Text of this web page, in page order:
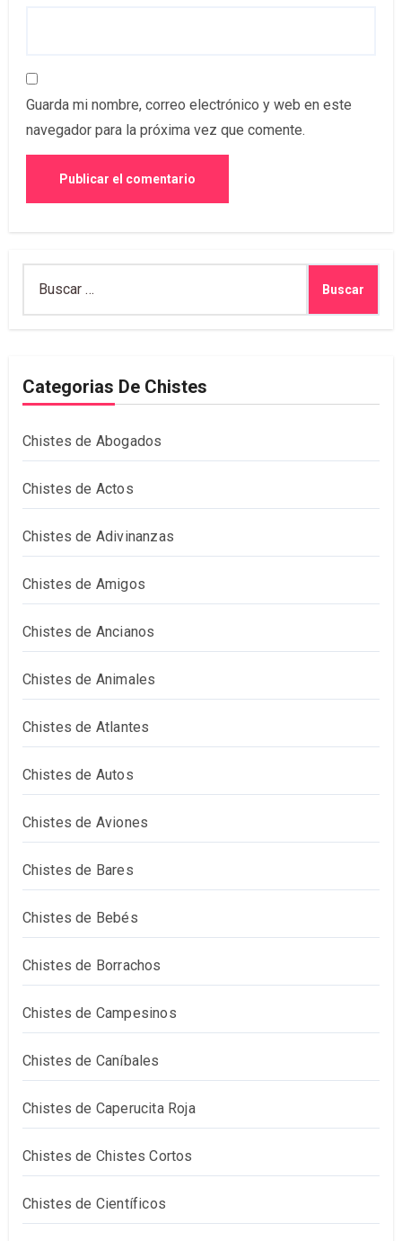
Guarda mi nombre, correo electrónico y web en este
navegador para la próxima vez que comente.
Categorias De Chistes
Chistes de Abogados
Chistes de Actos
Chistes de Adivinanzas
Chistes de Amigos
Chistes de Ancianos
Chistes de Animales
Chistes de Atlantes
Chistes de Autos
Chistes de Aviones
Chistes de Bares
Chistes de Bebés
Chistes de Borrachos
Chistes de Campesinos
Chistes de Caníbales
Chistes de Caperucita Roja
Chistes de Chistes Cortos
Chistes de Científicos